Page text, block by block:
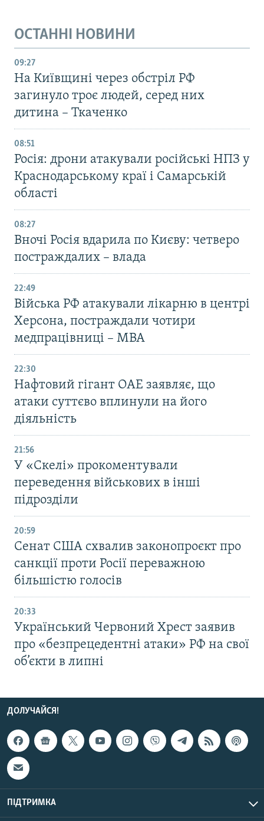
ОСТАННІ НОВИНИ
09:27
На Київщині через обстріл РФ
загинуло троє людей, серед них
дитина – Ткаченко
08:51
Росія: дрони атакували російські НПЗ у
Краснодарському краї і Самарській
області
08:27
Вночі Росія вдарила по Києву: четверо
постраждалих – влада
22:49
Війська РФ атакували лікарню в центрі
Херсона, постраждали чотири
медпрацівниці – МВА
22:30
Нафтовий гігант ОАЕ заявляє, що
атаки суттєво вплинули на його
діяльність
21:56
У «Скелі» прокоментували
переведення військових в інші
підрозділи
20:59
Cенат США схвалив законопроєкт про
санкції проти Росії переважною
більшістю голосів
20:33
Український Червоний Хрест заявив
про «безпрецедентні атаки» РФ на свої
об’єкти в липні
ДОЛУЧАЙСЯ!
ПІДТРИМКА